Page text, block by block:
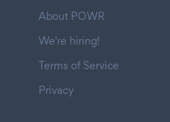
About POWR
We're hiring!
Terms of Service
Privacy